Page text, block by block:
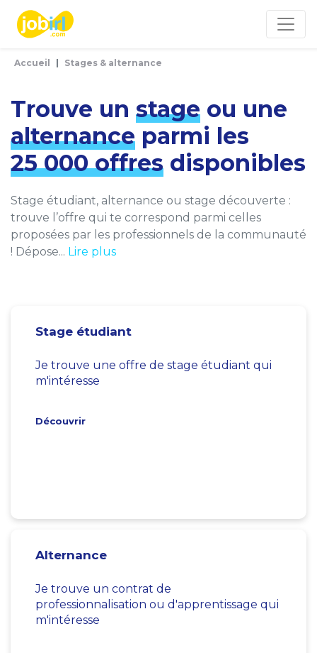
Accueil Stages & alternance
Trouve un stage ou une
alternance parmi les
25 000 offres disponibles
Stage étudiant, alternance ou stage découverte :
trouve l’offre qui te correspond parmi celles
proposées par les professionnels de la communauté
! Dépose... Lire plus
Stage étudiant
Je trouve une offre de stage étudiant qui
m'intéresse
Découvrir
Alternance
Je trouve un contrat de
professionnalisation ou d'apprentissage qui
m'intéresse
Panneau de gestion des cookies